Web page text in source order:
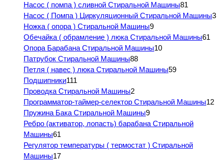
Насос ( помпа ) сливной Стиральной Машины81
Насос ( Помпа ) Циркуляционный Стиральной Машины3
Ножка ( опора ) Стиральной Машины9
Обечайка ( обрамление ) люка Стиральной Машины61
Опора Барабана Стиральной Машины10
Патрубок Стиральной Машины88
Петля ( навес ) люка Стиральной Машины59
Подшипники111
Проводка Стиральной Машины2
Программатор-таймер-селектор Стиральной Машины12
Пружина Бака Стиральной Машины9
Ребро (активатор, лопасть) барабана Стиральной
Машины61
Регулятор температуры ( термостат ) Стиральной
Машины17